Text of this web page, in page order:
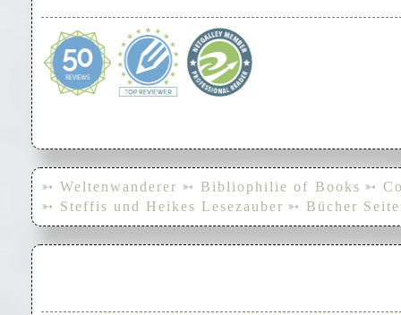
➳ Weltenwanderer ➳ Bibliophilie of Books ➳
➳ Steffis und Heikes Lesezauber ➳ Bücher